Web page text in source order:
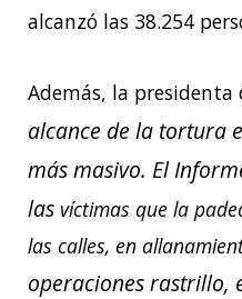
alcanzó las 38.254
Además, la presidenta
alcance de la tortura
más masivo. El
las víctimas que la
las calles, en
operaciones rastrillo,